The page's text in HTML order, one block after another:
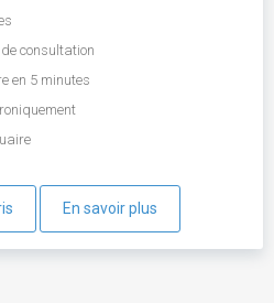
consultation
en 5 minutes
En savoir plus